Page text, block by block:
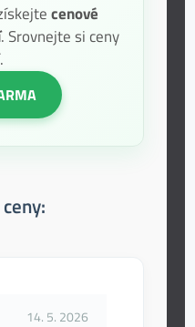
cenové
. Srovnejte si ceny
14. 5. 2026